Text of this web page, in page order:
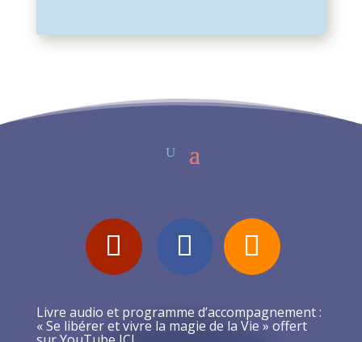
Livre audio et programme d’accompagnement :
« Se libérer et vivre la magie de la Vie » offert